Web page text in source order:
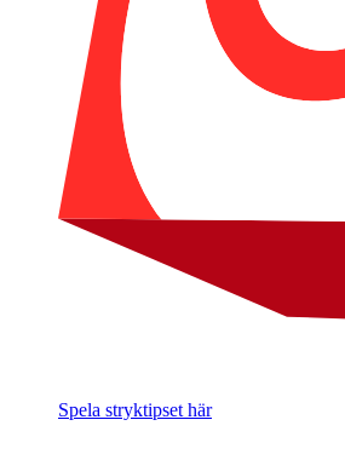
Spela stryktipset här